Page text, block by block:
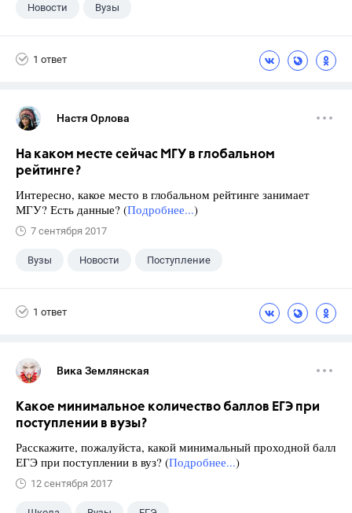
Новости Вузы
1 ответ
Настя Орлова
На каком месте сейчас МГУ в глобальном
рейтинге?
Интересно, какое место в глобальном рейтинге занимает
МГУ? Есть данные? (Подробнее...)
7 сентября 2017
Вузы Новости Поступление
1 ответ
Вика Землянская
Какое минимальное количество баллов ЕГЭ при
поступлении в вузы?
Расскажите, пожалуйста, какой минимальный проходной балл
ЕГЭ при поступлении в вуз? (Подробнее...)
12 сентября 2017